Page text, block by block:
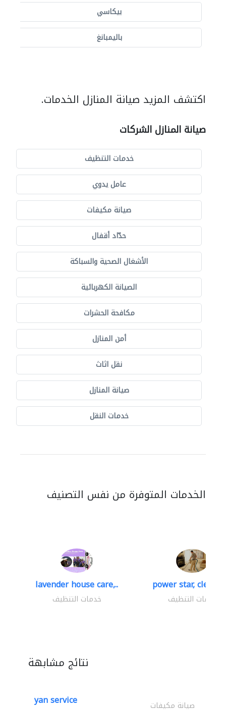
بيكاسي
باليمبانغ
اكتشف المزيد صيانة المنازل الخدمات.
صيانة المنازل الشركات
خدمات التنظيف
عامل يدوي
صيانة مكيفات
حدّاد أقفال
الأشغال الصحية والسباكة
الصيانة الكهربائية
مكافحة الحشرات
أمن المنازل
نقل اثاث
صيانة المنازل
خدمات النقل
الخدمات المتوفرة من نفس التصنيف
lavender house care,..
خدمات التنظيف
power star,
خدمات التنظيف
نتائج مشابهة
yan service صيانة مكيفات